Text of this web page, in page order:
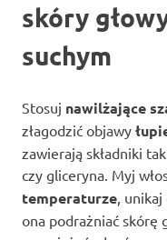
skóry
suchym
Stosuj nawilżające
złagodzić objawy
zawierają składniki
czy gliceryna. Myj
temperaturze,
ona podrażniać skórę